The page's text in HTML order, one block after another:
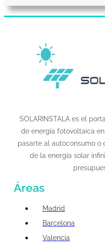
SOLARINSTALA es el
de energía fotovoltaica
pasarte al autoconsumo o
de la energía solar
Áreas
Madrid
Barcelona
Valencia